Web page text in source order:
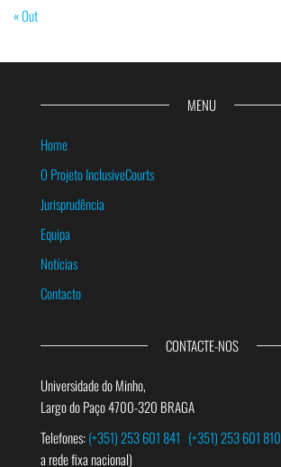
« Out
MENU
Home
O Projeto InclusiveCourts
Jurisprudência
Equipa
Notícias
Contacto
CONTACTE-NOS
Universidade do Minho,
Largo do Paço 4700-320 BRAGA
Telefones:(+351) 253 601 841 (+351) 253 601 810
a rede fixa nacional)